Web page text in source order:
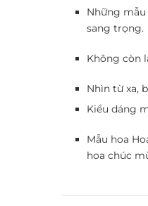
Những mẫu
sang trọng.
Không còn
Nhìn từ xa,
Kiểu dáng
Mẫu hoa
hoa chúc